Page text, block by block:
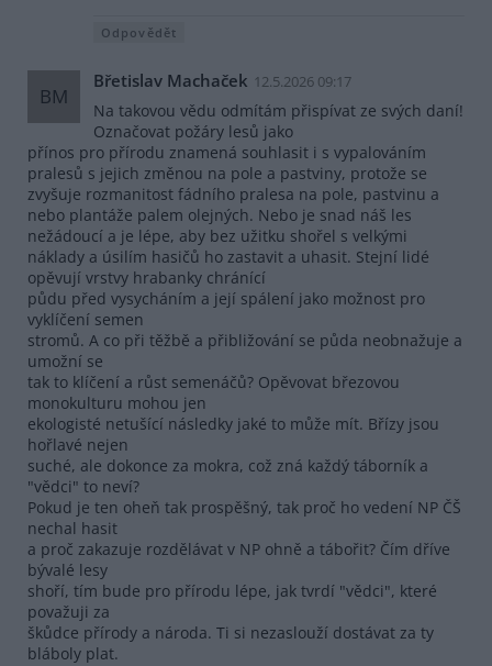
Odpovědět
BM
Břetislav Machaček 12.5.2026 09:17
Na takovou vědu odmítám přispívat ze svých daní!
Označovat požáry lesů jako
přínos pro přírodu znamená souhlasit i s vypalováním
pralesů s jejich změnou na pole a pastviny, protože se
zvyšuje rozmanitost fádního pralesa na pole, pastvinu a
nebo plantáže palem olejných. Nebo je snad náš les
nežádoucí a je lépe, aby bez užitku shořel s velkými
náklady a úsilím hasičů ho zastavit a uhasit. Stejní lidé
opěvují vrstvy hrabanky chránící
půdu před vysycháním a její spálení jako možnost pro
vyklíčení semen
stromů. A co při těžbě a přibližování se půda neobnažuje a
umožní se
tak to klíčení a růst semenáčů? Opěvovat březovou
monokulturu mohou jen
ekologisté netušící následky jaké to může mít. Břízy jsou
hořlavé nejen
suché, ale dokonce za mokra, což zná každý táborník a
"vědci" to neví?
Pokud je ten oheň tak prospěšný, tak proč ho vedení NP ČŠ
nechal hasit
a proč zakazuje rozdělávat v NP ohně a tábořit? Čím dříve
bývalé lesy
shoří, tím bude pro přírodu lépe, jak tvrdí "vědci", které
považuji za
škůdce přírody a národa. Ti si nezaslouží dostávat za ty
bláboly plat.